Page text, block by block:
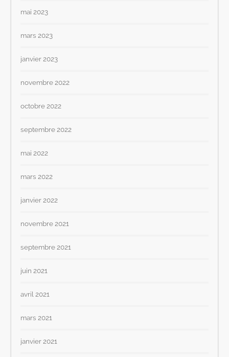
mai 2023
mars 2023
janvier 2023
novembre 2022
octobre 2022
septembre 2022
mai 2022
mars 2022
janvier 2022
novembre 2021
septembre 2021
juin 2021
avril 2021
mars 2021
janvier 2021